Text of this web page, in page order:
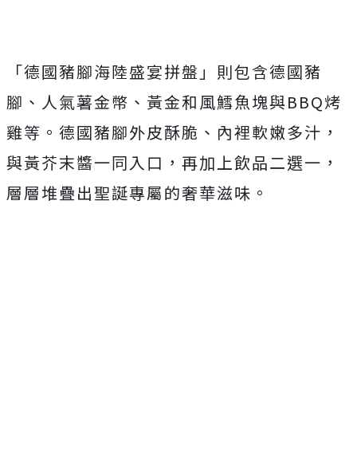
「德國豬腳海陸盛宴拼盤」則包含德國豬
腳、人氣薯金幣、黃金和風鱈魚塊與BBQ烤
雞等。德國豬腳外皮酥脆、內裡軟嫩多汁，
與黃芥末醬一同入口，再加上飲品二選一，
層層堆疊出聖誕專屬的奢華滋味。